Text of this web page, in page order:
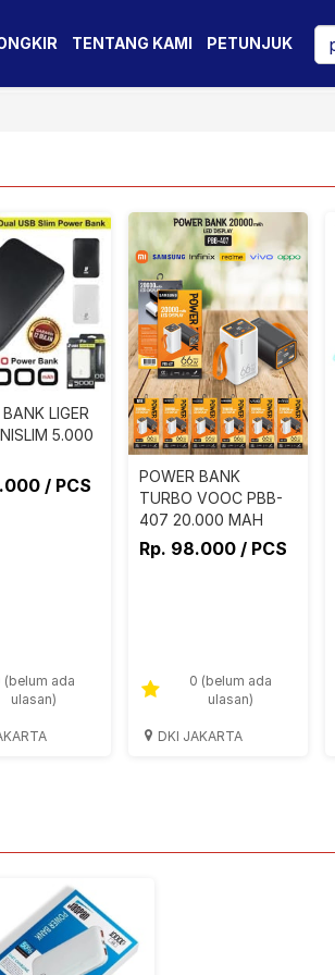
TENTANG KAMI PETUNJUK
LIGER
5.000
/ PCS
(belum ada
ulasan)
POWER BANK
TURBO VOOC PBB-
407 20.000 MAH
Rp. 98.000 / PCS
0 (belum ada
ulasan)
DKI JAKARTA